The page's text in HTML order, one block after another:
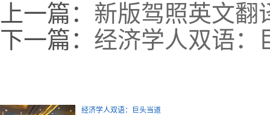
上一篇： 新版驾照英文翻
下一篇： 经济学人双语：
经济学人双语：巨头当道